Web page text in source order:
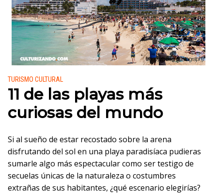
Publicado en:
TURISMO CULTURAL
11 de las playas más
curiosas del mundo
Si al sueño de estar recostado sobre la arena
disfrutando del sol en una playa paradisíaca pudieras
sumarle algo más espectacular como ser testigo de
secuelas únicas de la naturaleza o costumbres
extrañas de sus habitantes, ¿qué escenario elegirías?